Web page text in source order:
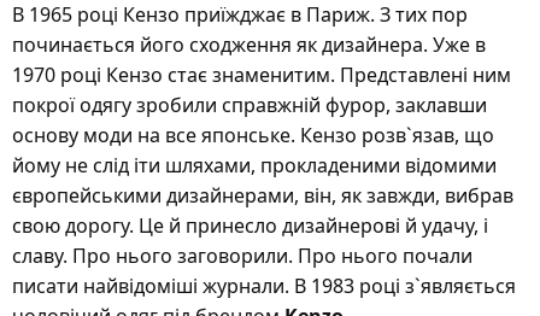
В 1965 році Кензо приїжджає в Париж. З тих пор
починається його сходження як дизайнера. Уже в
1970 році Кензо стає знаменитим. Представлені ним
покрої одягу зробили справжній фурор, заклавши
основу моди на все японське. Кензо розв`язав, що
йому не слід іти шляхами, прокладеними відомими
європейськими дизайнерами, він, як завжди, вибрав
свою дорогу. Це й принесло дизайнерові й удачу, і
славу. Про нього заговорили. Про нього почали
писати найвідоміші журнали. В 1983 році з`являється